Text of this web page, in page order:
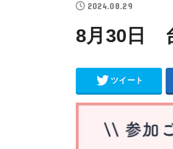
2024.08.29
8月30日
ツイート